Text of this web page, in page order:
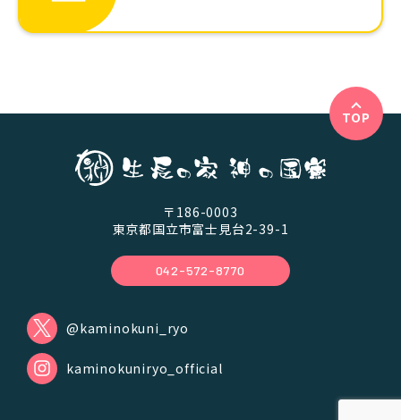
TOP
〒186-0003
東京都国立市富士見台2-39-1
042-572-8770
@kaminokuni_ryo
kaminokuniryo_official